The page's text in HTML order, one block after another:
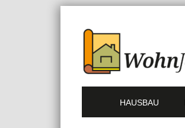
HAUSBAU